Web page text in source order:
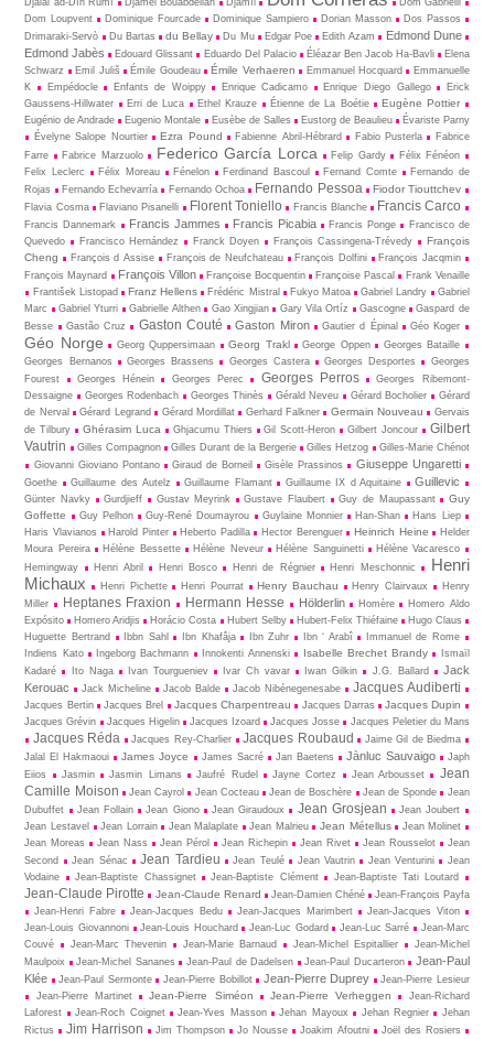
Djalâl ad-Dîn Rûmî Djamel Bouabdellah Djamīl
Dom Gabrielli
Dom Loupvent
Dominique Fourcade Dominique Sampiero Dorian Masson
Dos Passos
Drimaraki-Servò
Du Bartas du Bellay Du Mu Edgar Poe Edith Azam
Edmond Dune
Edmond Jabès
Edouard Glissant Eduardo Del Palacio Éléazar Ben Jacob Ha-Bavli
Elena
Schwarz
Emil Juliš Émile Goudeau Émile Verhaeren Emmanuel Hocquard
Emmanuelle
K
Empédocle Enfants de Woippy Enrique Cadicamo Enrique Diego Gallego
Erick
Gaussens-Hillwater
Erri de Luca Ethel Krauze Étienne de La Boétie Eugène Pottier
Eugénio de Andrade Eugenio Montale Eusèbe de Salles Eustorg de Beaulieu
Évariste Parny
Évelyne Salope Nourtier
Ezra Pound Fabienne Abril-Hébrard Fabio Pusterla
Fabrice
Farre
Fabrice Marzuolo Federico García Lorca Felip Gardy
Félix Fénéon
Felix Leclerc
Félix Moreau Fénelon Ferdinand Bascoul Fernand Comte
Fernando de
Rojas
Fernando Echevarría Fernando Ochoa Fernando Pessoa Fiodor Tiouttchev
Flavia Cosma Flaviano Pisanelli Florent Toniello Francis Blanche Francis Carco
Francis Dannemark Francis Jammes Francis Picabia Francis Ponge
Francisco de
Quevedo
Francisco Hernández Franck Doyen François Cassingena-Trévedy
François
Cheng
François d Assise François de Neufchateau François Dolfini
François Jacqmin
François Maynard
François Villon Françoise Bocquentin Françoise Pascal
Frank Venaille
František Listopad
Franz Hellens Frédéric Mistral Fukyo Matoa Gabriel Landry
Gabriel
Marc
Gabriel Yturri Gabrielle Althen Gao Xingjian Gary Vila Ortíz Gascogne
Gaspard de
Besse
Gastão Cruz Gaston Couté Gaston Miron Gautier d Épinal Géo Koger
Géo Norge Georg Quppersimaan Georg Trakl George Oppen
Georges Bataille
Georges Bernanos
Georges Brassens Georges Castera Georges Desportes
Georges
Fourest
Georges Hénein Georges Perec Georges Perros
Georges Ribemont-
Dessaigne
Georges Rodenbach Georges Thinès Gérald Neveu Gérard Bocholier
Gérard
de Nerval
Gérard Legrand Gérard Mordillat Gerhard Falkner Germain Nouveau
Gervais
de Tilbury
Ghérasim Luca Ghjacumu Thiers Gil Scott-Heron Gilbert Joncour
Gilbert
Vautrin
Gilles Compagnon Gilles Durant de la Bergerie Gilles Hetzog
Gilles-Marie Chénot
Giovanni Gioviano Pontano
Giraud de Borneil Gisèle Prassinos Giuseppe Ungaretti
Goethe Guillaume des Autelz Guillaume Flamant Guillaume IX d Aquitaine Guillevic
Günter Navky Gurdjieff Gustav Meyrink Gustave Flaubert Guy de Maupassant
Guy
Goffette
Guy Pelhon Guy-René Dou­may­rou Guylaine Monnier Han-Shan
Hans Liep
Haris Vlavianos
Harold Pinter Heberto Padilla Hector Berenguer Heinrich Heine
Helder
Moura Pereira
Hélène Bessette Hélène Neveur Hélène Sanguinetti
Hélène Vacaresco
Hemingway
Henri Abril Henri Bosco Henri de Régnier Henri Meschonnic
Henri
Michaux
Henri Pichette Henri Pourrat Henry Bauchau Henry Clairvaux
Henry
Miller
Heptanes Fraxion Hermann Hesse Hölderlin Homère
Homero Aldo
Expósito
Homero Aridjis Horácio Costa Hubert Selby Hubert-Felix Thiéfaine
Hugo Claus
Huguette Bertrand
Ibbn Sahl Ibn Khafâja Ibn Zuhr Ibn ‘ Arabî
Immanuel de Rome
Indiens Kato
Ingeborg Bachmann Innokenti Annenski Isabelle Brechet Brandy
Ismaïl
Kadaré
Ito Naga Ivan Tourgueniev Ivar Ch vavar Iwan Gilkin J.G. Ballard
Jack
Kerouac
Jack Micheline Jacob Balde Jacob Nibénegenesabe Jacques Audiberti
Jacques Bertin Jacques Brel Jacques Charpentreau Jacques Darras Jacques Dupin
Jacques Grévin Jacques Higelin Jacques Izoard Jacques Josse Jacques Peletier du Mans
Jacques Réda Jacques Rey-Charlier Jacques Roubaud
Jaime Gil de Biedma
Jalal El Hakmaoui
James Joyce James Sacré Jan Baetens Jànluc Sauvaigo
Japh
Eiios
Jasmin Jasmin Limans Jaufré Rudel Jayne Cortez Jean Arbousset
Jean
Camille Moison
Jean Cayrol Jean Cocteau Jean de Boschère Jean de Sponde
Jean
Dubuffet
Jean Follain Jean Giono Jean Giraudoux Jean Grosjean
Jean Joubert
Jean Lestavel
Jean Lorrain Jean Malaplate Jean Malrieu Jean Métellus
Jean Molinet
Jean Moreas
Jean Nass Jean Pérol Jean Richepin Jean Rivet Jean Rousselot
Jean
Second
Jean Sénac Jean Tardieu Jean Teulé Jean Vautrin Jean Venturini
Jean
Vodaine
Jean-Baptiste Chassignet Jean-Baptiste Clément Jean-Baptiste Tati Loutard
Jean-Claude Pirotte Jean-Claude Renard Jean-Damien Chéné
Jean-François Payfa
Jean-Henri Fabre
Jean-Jacques Bedu Jean-Jacques Marimbert
Jean-Jacques Viton
Jean-Louis Giovannoni
Jean-Louis Houchard Jean-Luc Godard Jean-Luc Sarré
Jean-Marc
Couvé
Jean-Marc Thevenin Jean-Marie Barnaud Jean-Michel Espitallier
Jean-Michel
Maulpoix
Jean-Michel Sananes Jean-Paul de Dadelsen Jean-Paul Ducarteron
Jean-Paul
Klée
Jean-Paul Sermonte Jean-Pierre Bobillot Jean-Pierre Duprey
Jean-Pierre Lesieur
Jean-Pierre Martinet
Jean-Pierre Siméon Jean-Pierre Verheggen
Jean-Richard
Laforest
Jean-Roch Coignet Jean-Yves Masson Jehan Mayoux Jehan Regnier
Jehan
Rictus
Jim Harrison Jim Thompson Jo Nousse Joakim Afoutni
Joël des Rosiers